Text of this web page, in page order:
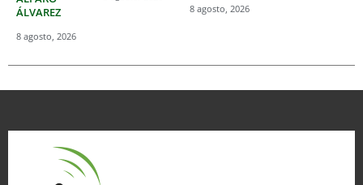
ÁLVAREZ
8 agosto, 2026
8 agosto, 2026